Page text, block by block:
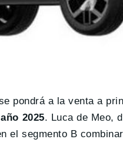
pondrá a la venta a
2025. Luca de Meo,
el segmento B